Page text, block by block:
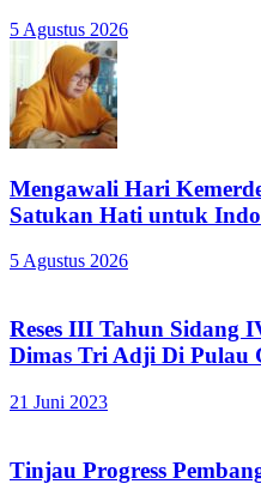
5 Agustus 2026
Mengawali Hari
Satukan Hati untuk
5 Agustus 2026
Reses III Tahun Sidang
Dimas Tri Adji Di Pulau
21 Juni 2023
Tinjau Progress